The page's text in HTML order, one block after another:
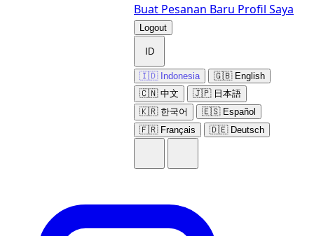
Buat Pesanan Baru Profil Saya
Logout
ID
🇮🇩 Indonesia
🇬🇧 English
🇨🇳 中文
🇯🇵 日本語
🇰🇷 한국어
🇪🇸 Español
🇫🇷 Français
🇩🇪 Deutsch